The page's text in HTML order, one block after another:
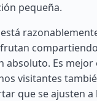
pequeña.
absoluto. Es
visitantes
que se ajusten a